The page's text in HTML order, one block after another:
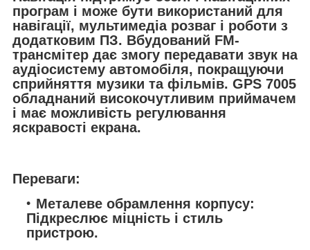
програм і може бути використаний для
навігації, мультимедіа розваг і роботи з
додатковим ПЗ. Вбудований FM-
трансмітер дає змогу передавати звук на
аудіосистему автомобіля, покращуючи
сприйняття музики та фільмів. GPS 7005
обладнаний високочутливим приймачем
і має можливість регулювання
яскравості екрана.
Переваги:
Металеве обрамлення корпусу:
Підкреслює міцність і стиль
пристрою.